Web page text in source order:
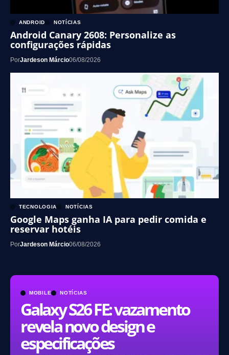
MOBILE NOTÍCIAS
Galaxy S26 FE: vazamento
revela novo design e
especificações
ANDROID NOTÍCIAS
Android Canary 2608: Personalize as
configurações rápidas
PorJardeson Márcio06/08/2026
TECNOLOGIA NOTÍCIAS
Google Maps ganha IA para pedir comida e
reservar hotéis
PorJardeson Márcio06/08/2026